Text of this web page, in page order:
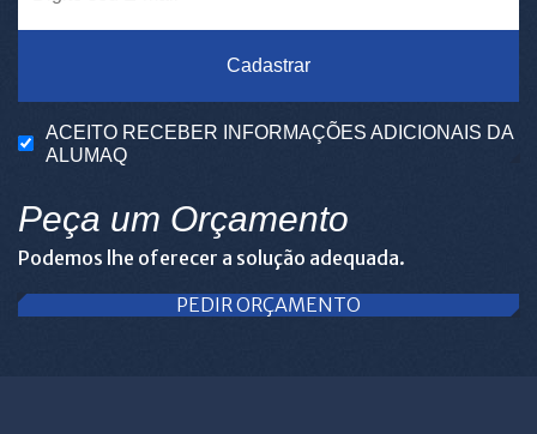
Cadastrar
ACEITO RECEBER INFORMAÇÕES ADICIONAIS DA
ALUMAQ
Peça um Orçamento
Podemos lhe oferecer a solução adequada.
PEDIR ORÇAMENTO